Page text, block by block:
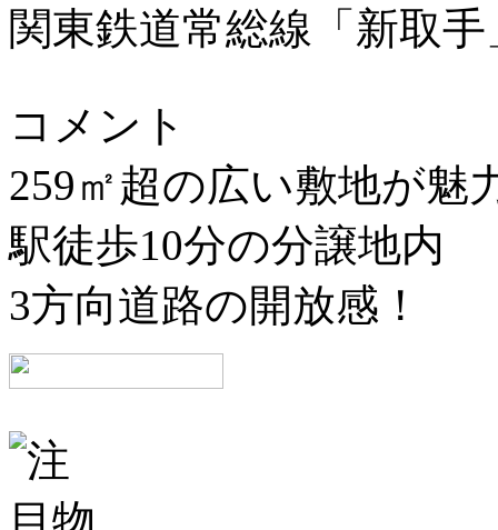
関東鉄道常総線「新取
コメント
259㎡超の広い敷地が魅
駅徒歩10分の分譲地内
3方向道路の開放感！